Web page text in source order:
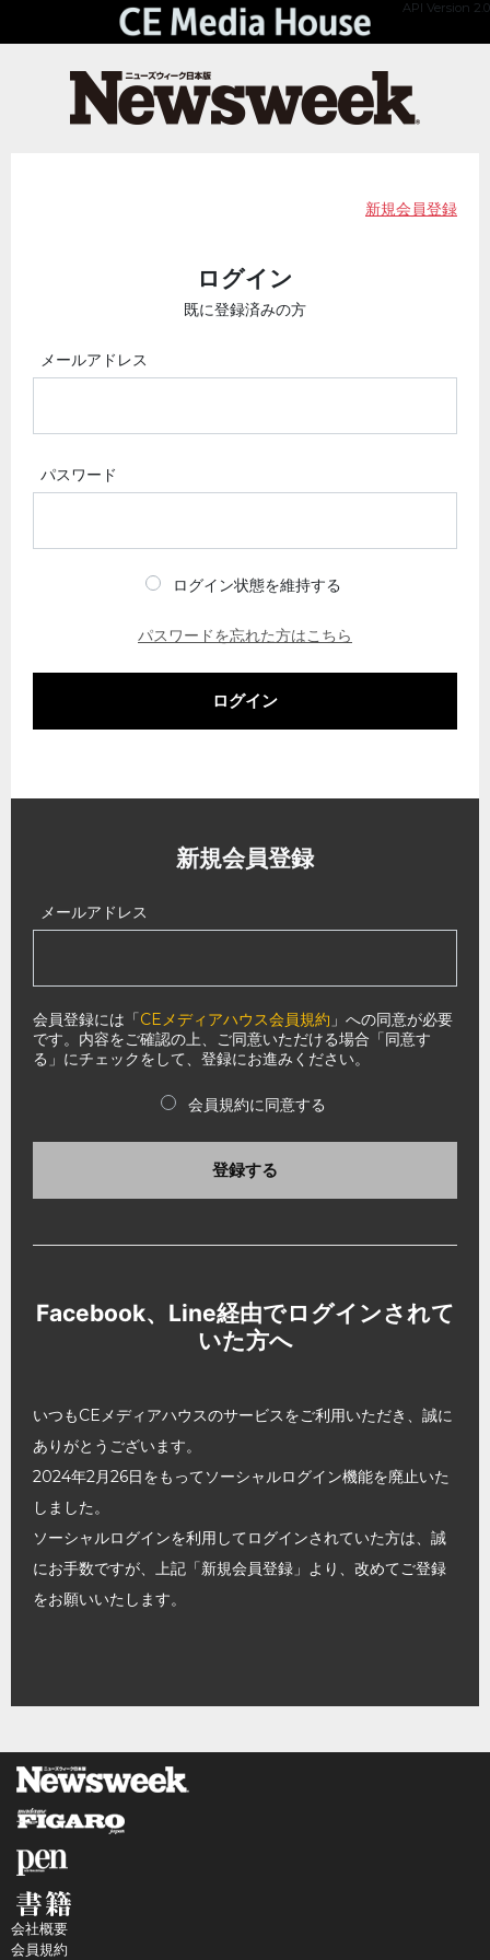
API Version 2.0
新規会員登録
ログイン
既に登録済みの方
メールアドレス
パスワード
ログイン状態を維持する
パスワードを忘れた方はこちら
ログイン
新規会員登録
メールアドレス
会員登録には「CEメディアハウス会員規約 」への同意が必要
です。内容をご確認の上、ご同意いただける場合「同意す
る」にチェックをして、登録にお進みください。
会員規約に同意する
登録する
Facebook、Line経由でログインされて
いた方へ
いつもCEメディアハウスのサービスをご利用いただき、誠に
ありがとうございます。
2024年2月26日をもってソーシャルログイン機能を廃止いた
しました。
ソーシャルログインを利用してログインされていた方は、誠
にお手数ですが、上記「新規会員登録」より、改めてご登録
をお願いいたします。
会社概要
会員規約